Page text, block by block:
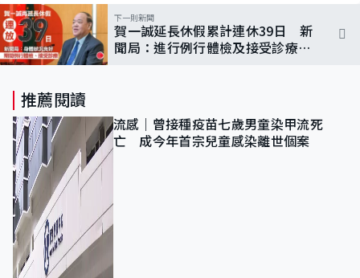
下一則新聞
賀一誠延長休假累計連休39日 新
聞局：進行例行體檢及接受診療
推薦閱讀
流感｜曾接種疫苗七歲男童染甲流死
亡 成今年首宗兒童感染離世個案